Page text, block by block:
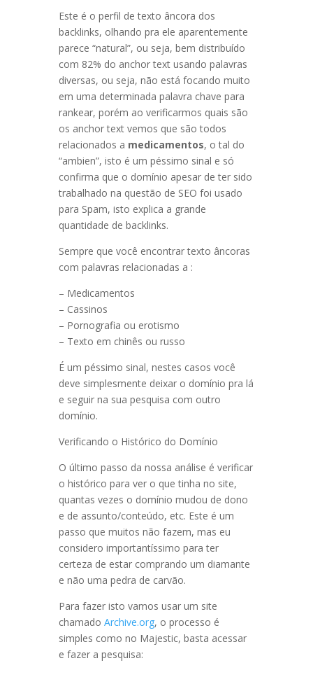
Este é o perfil de texto âncora dos
backlinks, olhando pra ele aparentemente
parece “natural”, ou seja, bem distribuído
com 82% do anchor text usando palavras
diversas, ou seja, não está focando muito
em uma determinada palavra chave para
rankear, porém ao verificarmos quais são
os anchor text vemos que são todos
relacionados a medicamentos, o tal do
“ambien”, isto é um péssimo sinal e só
confirma que o domínio apesar de ter sido
trabalhado na questão de SEO foi usado
para Spam, isto explica a grande
quantidade de backlinks.
Sempre que você encontrar texto âncoras
com palavras relacionadas a :
– Medicamentos
– Cassinos
– Pornografia ou erotismo
– Texto em chinês ou russo
É um péssimo sinal, nestes casos você
deve simplesmente deixar o domínio pra lá
e seguir na sua pesquisa com outro
domínio.
Verificando o Histórico do Domínio
O último passo da nossa análise é verificar
o histórico para ver o que tinha no site,
quantas vezes o domínio mudou de dono
e de assunto/conteúdo, etc. Este é um
passo que muitos não fazem, mas eu
considero importantíssimo para ter
certeza de estar comprando um diamante
e não uma pedra de carvão.
Para fazer isto vamos usar um site
chamado Archive.org, o processo é
simples como no Majestic, basta acessar
e fazer a pesquisa: